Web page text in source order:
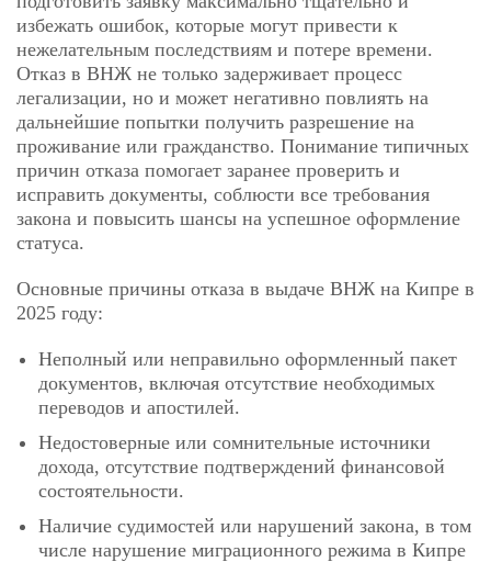
избежать ошибок, которые могут привести к
нежелательным последствиям и потере времени.
Отказ в ВНЖ не только задерживает процесс
легализации, но и может негативно повлиять на
дальнейшие попытки получить разрешение на
проживание или гражданство. Понимание типичных
причин отказа помогает заранее проверить и
исправить документы, соблюсти все требования
закона и повысить шансы на успешное оформление
статуса.
Основные причины отказа в выдаче ВНЖ на Кипре в
2025 году:
Неполный или неправильно оформленный пакет
документов, включая отсутствие необходимых
переводов и апостилей.
Недостоверные или сомнительные источники
дохода, отсутствие подтверждений финансовой
состоятельности.
Наличие судимостей или нарушений закона, в том
числе нарушение миграционного режима в Кипре